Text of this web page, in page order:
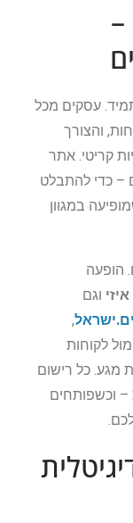
עסקים מכל
והצורך
קריטי. אתר
– כדי להתבלט
במגוון
הופעה
איזי וגם
,
לקוחות
מגע. כל רישום
– וכשפותחים